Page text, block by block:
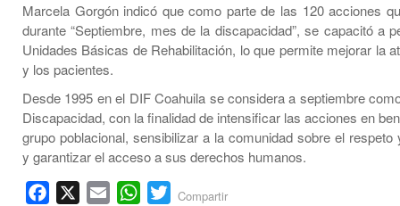
Marcela Gorgón indicó que como parte de las 120 acciones
durante “Septiembre, mes de la discapacidad”, se capacitó a
Unidades Básicas de Rehabilitación, lo que permite mejorar la
y los pacientes.
Desde 1995 en el DIF Coahuila se considera a septiembre
Discapacidad, con la finalidad de intensificar las acciones en
grupo poblacional, sensibilizar a la comunidad sobre el respeto
y garantizar el acceso a sus derechos humanos.
Facebook Email WhatsApp
Twitter
Compartir